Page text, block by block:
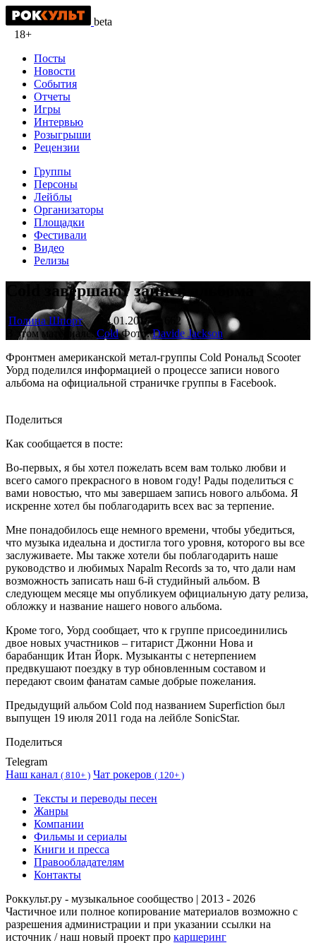
beta
18+
Посты
Новости
События
Отчеты
Игры
Интервью
Розыгрыши
Рецензии
Группы
Персоны
Лейблы
Организаторы
Площадки
Фестивали
Видео
Релизы
Cold завершают запись альбома
Полина Шпорт 14.01.2018
662
В этом материале: Cold Фото:Davide Jackson
Фронтмен американской метал-группы Cold Рональд Scooter
Уорд поделился информацией о процессе записи нового
альбома на официальной cтраничке группы в Facebook.
Поделиться
Как сообщается в посте:
Во-первых, я бы хотел пожелать всем вам только любви и
всего самого прекрасного в новом году! Рады поделиться с
вами новостью, что мы завершаем запись нового альбома. Я
искренне хотел бы поблагодарить всех вас за терпение.
Мне понадобилось еще немного времени, чтобы убедиться,
что музыка идеальна и достигла того уровня, которого вы все
заслуживаете. Мы также хотели бы поблагодарить наше
руководство и любимых Napalm Records за то, что дали нам
возможность записать наш 6-й студийный альбом. В
следующем месяце мы опубликуем официальную дату релиза,
обложку и название нашего нового альбома.
Кроме того, Уорд сообщает, что к группе присоединились
двое новых участников – гитарист Джонни Нова и
барабанщик Итан Йорк. Музыканты с нетерпением
предвкушают поездку в тур обновленным составом и
передают своим фанатам самые добрые пожелания.
Предыдущий альбом Cold под названием Superfiction был
выпущен 19 июля 2011 года на лейбле SonicStar.
Поделиться
Telegram
Наш канал ( 810+ ) Чат рокеров ( 120+ )
Тексты и переводы песен
Жанры
Компании
Фильмы и сериалы
Книги и пресса
Правообладателям
Контакты
Роккульт.ру - музыкальное сообщество | 2013 - 2026
Частичное или полное копирование материалов возможно с
разрешения администрации и при указании ссылки на
источник / наш новый проект про каршеринг